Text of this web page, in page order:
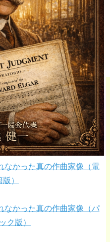
なかった真の作曲家像（電
）
なかった真の作曲家像（パ
ク版）